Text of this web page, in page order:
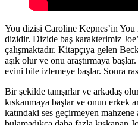
You dizisi Caroline Kepnes’in You
dizidir. Dizide baş karakterimiz
çalışmaktadır. Kitapçıya gelen
aşık olur ve onu araştırmaya
evini bile izlemeye başlar. Sonra
Bir şekilde tanışırlar ve arkadaş
kıskanmaya başlar ve onun erkek
katındaki ses geçirmeyen